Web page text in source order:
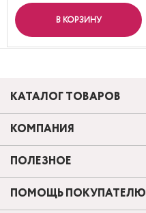
В КОРЗИНУ
КАТАЛОГ ТОВАРОВ
КОМПАНИЯ
ПОЛЕЗНОЕ
ПОМОЩЬ ПОКУПАТЕЛЮ